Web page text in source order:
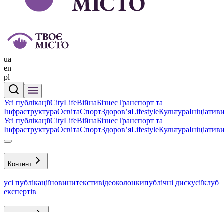
ua
en
pl
Усі публікаціїCityLifeВійнаБізнесТранспорт та
ІнфраструктураОсвітаСпортЗдоровʼяLifestyleКультура
Усі публікаціїCityLifeВійнаБізнесТранспорт та
ІнфраструктураОсвітаСпортЗдоровʼяLifestyleКультура
Контент
усі публікаціїновинитекстивідеоколонкипублічні дискусіїклуб
експертів